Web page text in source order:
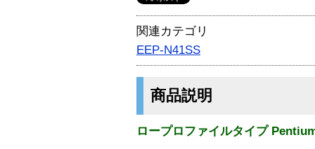
関連カテゴリ
EEP-N41SS
商品説明
ロープロファイルタイプ